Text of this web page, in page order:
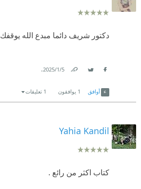
دكتور شريف دائما مبدع الله يوقفك
5‏/1‏/2025
.
أوافق 1 يوافقون 1 تعليقات
Yahia Kandil
كتاب اكثر من رائع .